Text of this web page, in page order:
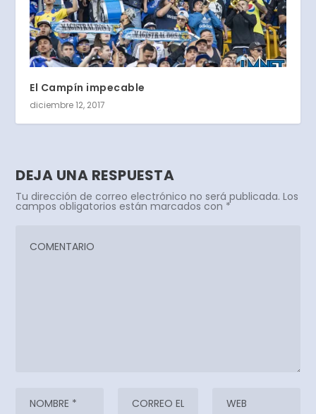
El Campín impecable
diciembre 12, 2017
DEJA UNA RESPUESTA
Tu dirección de correo electrónico no será publicada. Los
campos obligatorios están marcados con *